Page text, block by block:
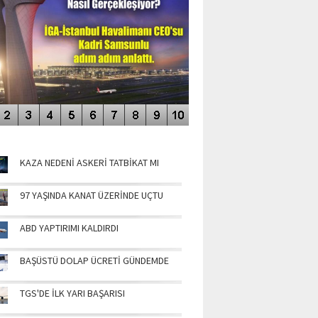
KAZA NEDENİ ASKERİ TATBİKAT MI
97 YAŞINDA KANAT ÜZERİNDE UÇTU
ABD YAPTIRIMI KALDIRDI
BAŞÜSTÜ DOLAP ÜCRETİ GÜNDEMDE
TGS'DE İLK YARI BAŞARISI